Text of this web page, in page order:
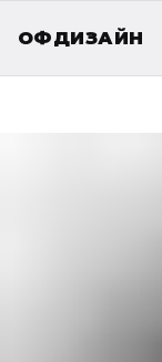
ОФДИЗАЙН